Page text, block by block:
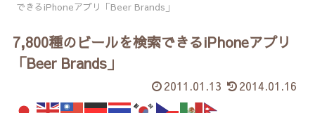
できるiPhoneアプリ「Beer Brands」
7,800種のビールを検索できるiPhoneアプリ
「Beer Brands」
2011.01.13 2014.01.16